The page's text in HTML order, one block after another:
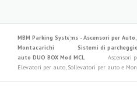
MBM Parking Systems - Ascensori per
Montacarichi
Sistemi di
auto DUO BOX Mod MCL
Ascensori
Elevatori per auto, Sollevatori per auto e